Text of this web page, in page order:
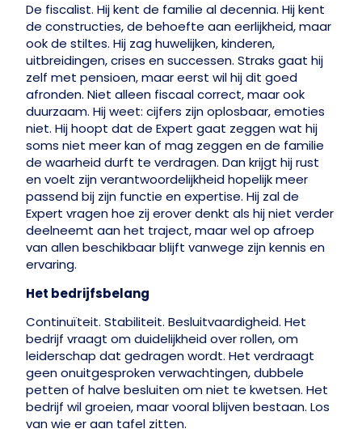
De fiscalist. Hij kent de familie al decennia. Hij kent
de constructies, de behoefte aan eerlijkheid, maar
ook de stiltes. Hij zag huwelijken, kinderen,
uitbreidingen, crises en successen. Straks gaat hij
zelf met pensioen, maar eerst wil hij dit goed
afronden. Niet alleen fiscaal correct, maar ook
duurzaam. Hij weet: cijfers zijn oplosbaar, emoties
niet. Hij hoopt dat de Expert gaat zeggen wat hij
soms niet meer kan of mag zeggen en de familie
de waarheid durft te verdragen. Dan krijgt hij rust
en voelt zijn verantwoordelijkheid hopelijk meer
passend bij zijn functie en expertise. Hij zal de
Expert vragen hoe zij erover denkt als hij niet verder
deelneemt aan het traject, maar wel op afroep
van allen beschikbaar blijft vanwege zijn kennis en
ervaring.
Het bedrijfsbelang
Continuïteit. Stabiliteit. Besluitvaardigheid. Het
bedrijf vraagt om duidelijkheid over rollen, om
leiderschap dat gedragen wordt. Het verdraagt
geen onuitgesproken verwachtingen, dubbele
petten of halve besluiten om niet te kwetsen. Het
bedrijf wil groeien, maar vooral blijven bestaan. Los
van wie er aan tafel zitten.